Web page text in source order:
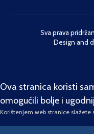
Sva prava
Design and
Ova stranica koristi
omogućili bolje i
Korištenjem web stranice slažete